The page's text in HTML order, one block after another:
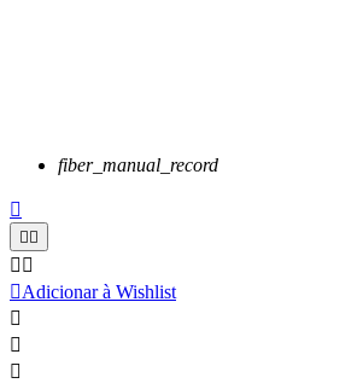
fiber_manual_record

 
 
Adicionar à Wishlist


